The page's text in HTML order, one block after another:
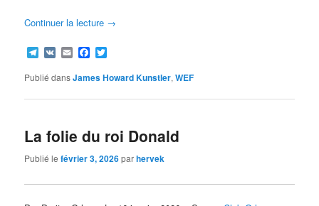
Continuer la lecture →
Telegram
VK EmailFacebook
Publié dansJames Howard Kunstler,WEF
La folie du roi Donald
Publié lefévrier 3, 2026parhervek